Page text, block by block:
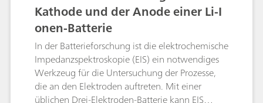
Natriumbestimmung in Lebensmitteln in
unserem Anwendungsvideo auf
YouTube:https://youtu.be/lnCp9jBxoEs
Kathode und der Anode einer Li-I
onen-Batterie
In der Batterieforschung ist die elektrochemische
Impedanzspektroskopie (EIS) ein notwendiges
Werkzeug für die Untersuchung der Prozesse,
die an den Elektroden auftreten. Mit einer
üblichen Drei-Elektroden-Batterie kann EIS